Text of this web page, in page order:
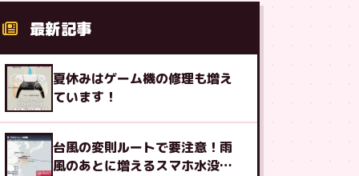
最新記事
夏休みはゲーム機の修理も増え
ています！
台風の変則ルートで要注意！雨
風のあとに増えるスマホ水没の